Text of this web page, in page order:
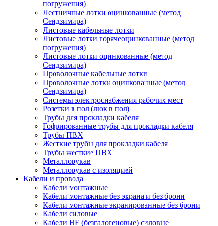
погружения)
Лестничные лотки оцинкованные (метод
Сендзимира)
Листовые кабельные лотки
Листовые лотки горячеоцинкованные (метод
погружения)
Листовые лотки оцинкованные (метод
Сендзимира)
Проволочные кабельные лотки
Проволочные лотки оцинкованные (метод
Сендзимира)
Системы электроснабжения рабочих мест
Розетки в пол (люк в пол)
Трубы для прокладки кабеля
Гофрированные трубы для прокладки кабеля
Трубы ПВХ
Жесткие трубы для прокладки кабеля
Трубы жесткие ПВХ
Металлорукав
Металлорукав с изоляцией
Кабели и провода
Кабели монтажные
Кабели монтажные без экрана и без брони
Кабели монтажные экранированные без брони
Кабели силовые
Кабели HF (безгалогеновые) силовые